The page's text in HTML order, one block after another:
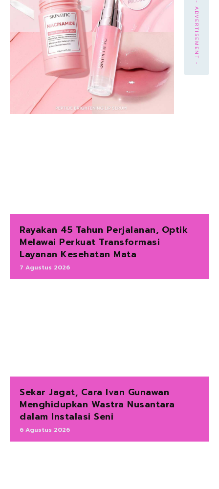
- ADVERTISEMENT -
Rayakan 45 Tahun Perjalanan, Optik
Melawai Perkuat Transformasi
Layanan Kesehatan Mata
7 Agustus 2026
Sekar Jagat, Cara Ivan Gunawan
Menghidupkan Wastra Nusantara
dalam Instalasi Seni
6 Agustus 2026